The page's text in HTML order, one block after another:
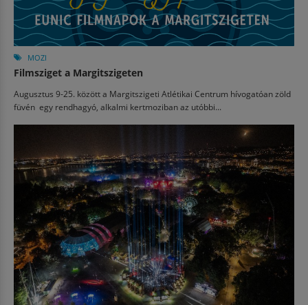
MOZI
Filmsziget a Margitszigeten
Augusztus 9-25. között a Margitszigeti Atlétikai Centrum hívogatóan zöld
füvén egy rendhagyó, alkalmi kertmoziban az utóbbi...